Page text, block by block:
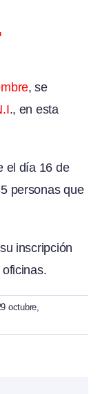
, se
., en esta
el día 16 de
personas que
inscripción
octubre,